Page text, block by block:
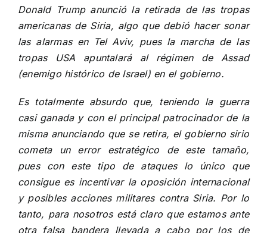
Donald Trump anunció la retirada de las tropas
americanas de Siria, algo que debió hacer sonar
las alarmas en Tel Aviv, pues la marcha de las
tropas USA apuntalará al régimen de Assad
(enemigo histórico de Israel) en el gobierno.
Es totalmente absurdo que, teniendo la guerra
casi ganada y con el principal patrocinador de la
misma anunciando que se retira, el gobierno sirio
cometa un error estratégico de este tamaño,
pues con este tipo de ataques lo único que
consigue es incentivar la oposición internacional
y posibles acciones militares contra Siria. Por lo
tanto, para nosotros está claro que estamos ante
otra falsa bandera llevada a cabo por los de